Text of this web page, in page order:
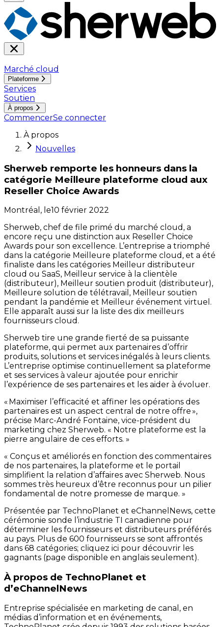
Marché cloud
Plateforme
Services
Soutien
À propos
CommencerSe connecter
À propos
Nouvelles
Sherweb remporte les honneurs dans la
catégorie Meilleure plateforme cloud aux
Reseller Choice Awards
Montréal, le10 février 2022
Sherweb, chef de file primé du marché cloud, a
encore reçu une distinction aux Reseller Choice
Awards pour son excellence. L’entreprise a triomphé
dans la catégorie Meilleure plateforme cloud, et a été
finaliste dans les catégories Meilleur distributeur
cloud ou SaaS, Meilleur service à la clientèle
(distributeur), Meilleur soutien produit (distributeur),
Meilleure solution de télétravail, Meilleur soutien
pendant la pandémie et Meilleur événement virtuel.
Elle apparaît aussi sur la liste des dix meilleurs
fournisseurs cloud.
Sherweb tire une grande fierté de sa puissante
plateforme, qui permet aux partenaires d’offrir
produits, solutions et services inégalés à leurs clients.
L’entreprise optimise continuellement sa plateforme
et ses services à valeur ajoutée pour enrichir
l’expérience de ses partenaires et les aider à évoluer.
« Maximiser l’efficacité et affiner les opérations des
partenaires est un aspect central de notre offre »,
précise Marc-André Fontaine, vice-président du
marketing chez Sherweb. « Notre plateforme est la
pierre angulaire de ces efforts. »
« Conçus et améliorés en fonction des commentaires
de nos partenaires, la plateforme et le portail
simplifient la relation d’affaires avec Sherweb. Nous
sommes très heureux d’être reconnus pour un pilier
fondamental de notre promesse de marque. »
Présentée par TechnoPlanet et eChannelNews, cette
cérémonie sonde l’industrie TI canadienne pour
déterminer les fournisseurs et distributeurs préférés
au pays. Plus de 600 fournisseurs se sont affrontés
dans 68 catégories; cliquez ici pour découvrir les
gagnants (page disponible en anglais seulement).
À propos de TechnoPlanet et
d’eChannelNews
Entreprise spécialisée en marketing de canal, en
médias d’information et en événements,